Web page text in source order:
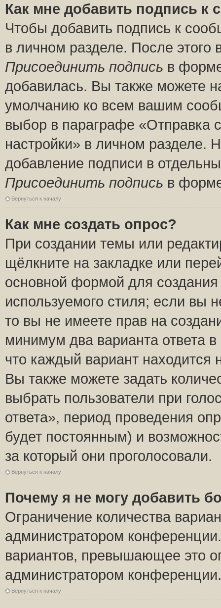
Как мне добавить подпись к
Чтобы добавить подпись к
в личном разделе. После
Присоединить подпись в
добавилась. Вы также можете
умолчанию ко всем вашим
выбор в параграфе «Отправка
настройки» в личном разделе.
добавление подписи в
Присоединить подпись в
Вернуться к началу
Как мне создать опрос?
При создании темы или
щёлкните на закладке или
основной формой для
используемого стиля; если вы
то вы не имеете прав на
минимум два варианта ответа
что каждый вариант находится
Вы также можете задать
выбрать пользователи при
ответа», период проведения
будет постоянным) и
за который они проголосовали.
Вернуться к началу
Почему я не могу добавить
Ограничение количества
администратором
вариантов, превышающее это
администратором конференции.
Вернуться к началу